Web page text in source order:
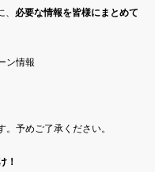
必要な情報を皆様にまとめて
ン情報
予めご了承ください。
！